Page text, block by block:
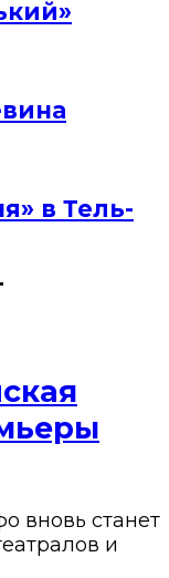
в Тель-
вновь станет
и